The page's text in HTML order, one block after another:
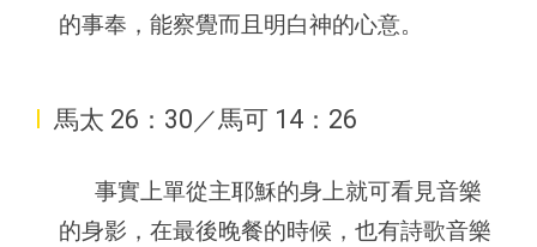
的事奉，能察覺而且明白神的心意。
I 馬太 26：30／馬可 14：26
事實上單從主耶穌的身上就可看見音樂
的身影，在最後晚餐的時候，也有詩歌音樂